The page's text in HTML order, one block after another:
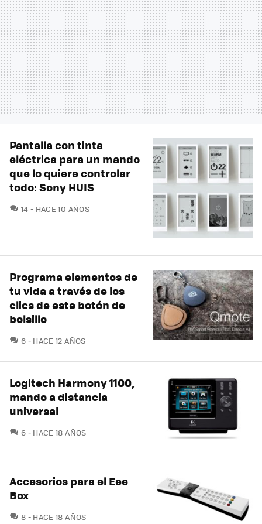
Pantalla con tinta
eléctrica para un mando
que lo quiere controlar
todo: Sony HUIS
14 COMENTARIOS
HACE 10 AÑOS
Programa elementos de
tu vida a través de los
clics de este botón de
bolsillo
6 COMENTARIOS
HACE 12 AÑOS
Logitech Harmony 1100,
mando a distancia
universal
6 COMENTARIOS
HACE 18 AÑOS
Accesorios para el Eee
Box
8 COMENTARIOS
HACE 18 AÑOS